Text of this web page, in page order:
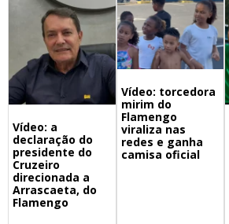
Vídeo: a
declaração do
presidente do
Cruzeiro
direcionada a
Arrascaeta, do
Flamengo
Vídeo: torcedora
mirim do
Flamengo
viraliza nas
redes e ganha
camisa oficial